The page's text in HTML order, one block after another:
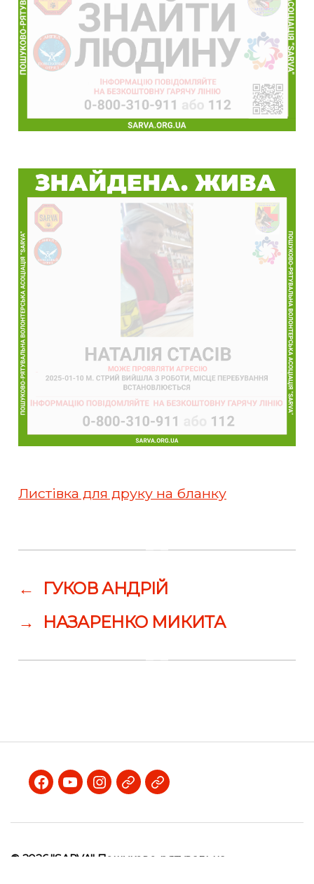
Листівка для друку на бланку
←
ГУКОВ АНДРІЙ
→
НАЗАРЕНКО МИКИТА
Facebook
YoutubeInstagram
Telegram
Viber
© 2026"SARVA" Пошуково-рятувальна